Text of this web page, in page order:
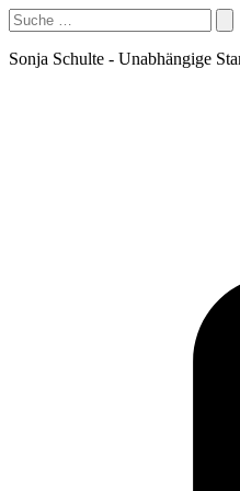
Sonja Schulte - Unabhängige